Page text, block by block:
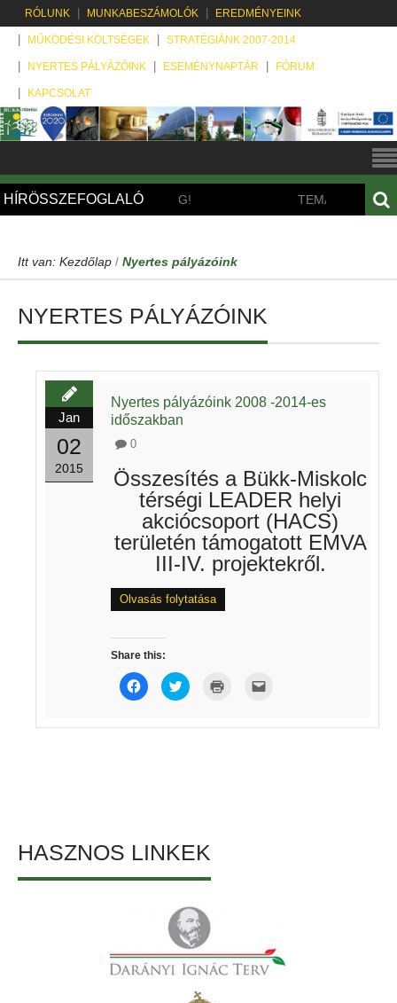
RÓLUNK MUNKABESZÁMOLÓK EREDMÉNYEINK
MŰKÖDÉSI KÖLTSÉGEK STRATÉGIÁNK 2007-2014
NYERTES PÁLYÁZÓINK ESEMÉNYNAPTÁR FÓRUM
KAPCSOLAT
HÍRÖSSZEFOGLALÓ
ELADÓ BETÉTI TÁRSASÁG! TEMATIKUS
Itt van: Kezdőlap / Nyertes pályázóink
NYERTES PÁLYÁZÓINK
Jan
02
2015
Nyertes pályázóink 2008 -2014-es
időszakban
0
Összesítés a Bükk-Miskolc
térségi LEADER helyi
akciócsoport (HACS)
területén támogatott EMVA
III-IV. projektekről.
Olvasás folytatása
Share this:
Click
to
share
Facebook
Click
to
Twitter in to
HASZNOS LINKEK